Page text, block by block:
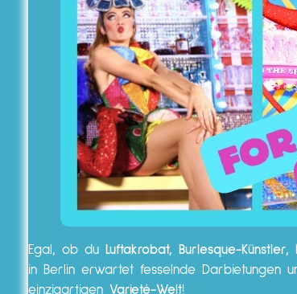
Egal, ob du Luftakrobat, Burlesque-
in Berlin erwartet fesselnde Darbietungen
einzigartigen Varieté-Welt!